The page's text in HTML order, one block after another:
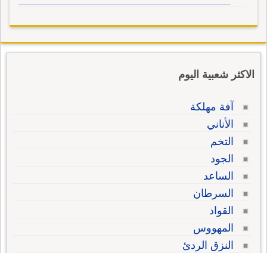
الاكثر شعبية اليوم
آفة مهلكة
الأناني
التخم
الجود
الساعد
السرطان
القواد
المهووس
النزق الردئ